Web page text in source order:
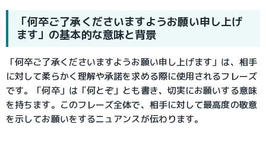
「何卒ご了承くださいますようお願い申し上げ
ます」の基本的な意味と背景
「何卒ご了承くださいますようお願い申し上げます」は、相手
に対して柔らかく理解や承諾を求める際に使用されるフレーズ
です。「何卒」は「何とぞ」とも書き、切実にお願いする意味
を持ちます。このフレーズ全体で、相手に対して最高度の敬意
を示してお願いをするニュアンスが伝わります。